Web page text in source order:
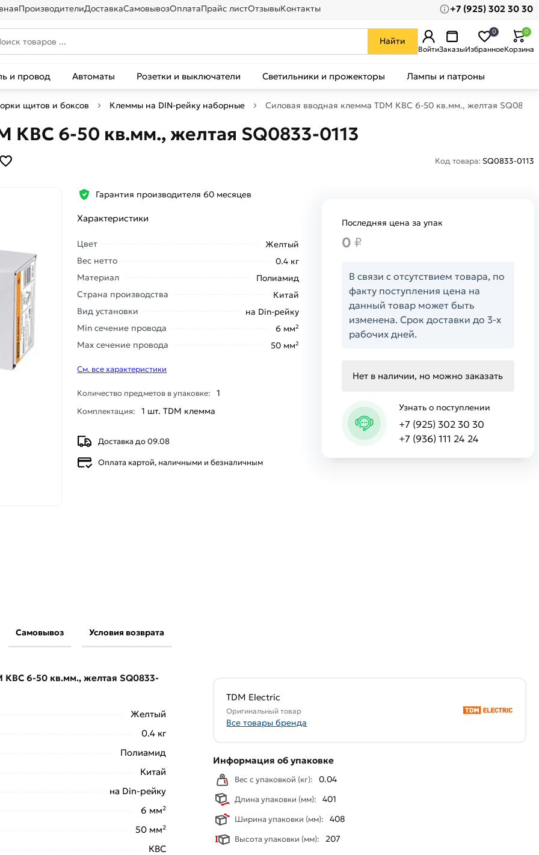
ПроизводителиДоставкаСамовывозОплатаПрайс листОтзывыКонтакты +7 (925) 302 30 30
Найти
ВойтиЗаказыИзбранное
0
Корзина
0
и провод Автоматы Розетки и выключатели Светильники и прожекторы Лампы и патроны
щитов и боксов Клеммы на DIN-рейку наборные Силовая вводная клемма TDM КВС 6-50 кв.мм., желтая SQ0833-
КВС 6-50 кв.мм., желтая SQ0833-0113
Код товара: SQ0833-0113
Гарантия производителя 60 месяцев
Характеристики
Цвет
Желтый
Вес нетто
0.4 кг
Материал
Полиамид
Страна производства
Китай
Вид установки
на Din-рейку
Min сечение провода
6 мм²
Max сечение провода
50 мм²
См. все характеристики
Количество предметов в упаковке: 1
Комплектация: 1 шт. TDM клемма
Доставка до 09.08
Оплата картой, наличными и безналичным
Последняя цена за упак
0 ₽
В связи с отсутствием товара, по
факту поступления цена на
данный товар может быть
изменена. Срок доставки до 3-х
рабочих дней.
Нет в наличии, но можно заказать
Узнать о поступлении
+7 (925) 302 30 30
+7 (936) 111 24 24
Самовывоз Условия возврата
с Вами для согласования условий
рекомендуем ознакомиться с
всем стандартам качества. Возврат
КВС 6-50 кв.мм., желтая SQ0833-
Желтый
0.4 кг
Полиамид
Китай
на Din-рейку
6 мм²
50 мм²
КВС
TDM Electric
Оригинальный товар
Все товары бренда
Информация об упаковке
Вес с упаковкой (кг): 0.04
Длина упаковки (мм): 401
Ширина упаковки (мм): 408
Высота упаковки (мм): 207